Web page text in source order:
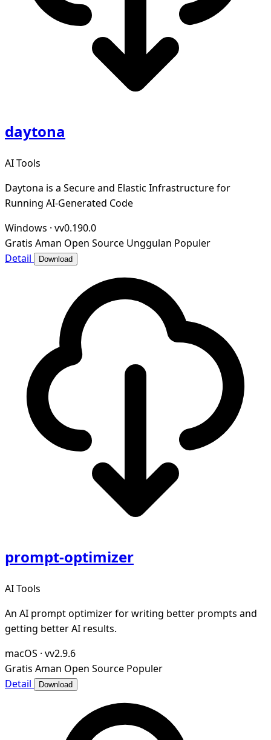
daytona
AI Tools
Daytona is a Secure and Elastic Infrastructure for
Running AI-Generated Code
Windows · vv0.190.0
Gratis Aman Open Source Unggulan Populer
Detail
Download
prompt-optimizer
AI Tools
An AI prompt optimizer for writing better prompts and
getting better AI results.
macOS · vv2.9.6
Gratis Aman Open Source Populer
Detail
Download